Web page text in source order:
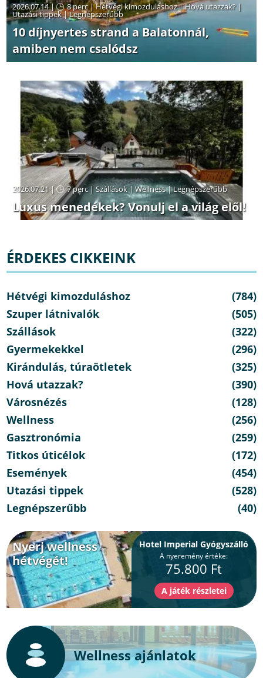
2026.07.14 | 8 perc|Hétvégi kimozduláshoz|Hová utazzak? |
Utazási tippek|Legnépszerűbb
10 díjnyertes strand a Balatonnál,
amiben nem csalódsz
2026.07.21 | 7 perc|Szállások|Wellness|Legnépszerűbb
Luxus menedékek? Vonulj el a világ elől!
ÉRDEKES CIKKEINK
Hétvégi kimozduláshoz
(784)
Szuper látnivalók
(505)
Szállások
(322)
Gyermekekkel
(296)
Kirándulás, túraötletek
(325)
Hová utazzak?
(390)
Városnézés
(128)
Wellness
(256)
Gasztronómia
(259)
Titkos úticélok
(172)
Események
(454)
Utazási tippek
(528)
Legnépszerűbb
(40)
Nyerj wellness
hétvégét!
Hotel Imperial Gyógyszálló
A nyeremény értéke:
75.800 Ft
Wellness ajánlatok